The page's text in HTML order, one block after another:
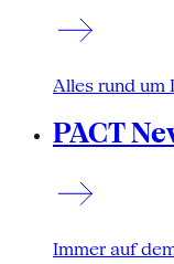
Alles rund um
PACT
Immer auf